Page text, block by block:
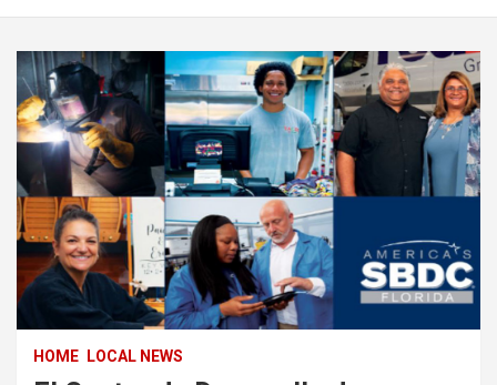
HOME LOCAL NEWS